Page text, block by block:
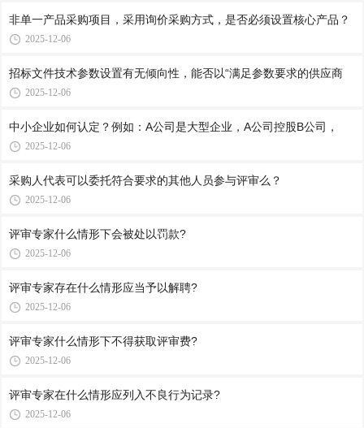
非单一产品采购项目，采用询价采购方式，是否必须设置核心产品？
2025-12-06
招标文件技术参数设置有无倾向性，能否以“满足参数要求的供应商
2025-12-06
中小企业如何认定？例如：A公司是大型企业，A公司控股B公司，
2025-12-06
采购人代表可以委托符合要求的其他人员参与评审么？
2025-12-06
评审专家什么情形下会被处以罚款?
2025-12-06
评审专家存在什么情形应当予以解聘?
2025-12-06
评审专家什么情形下不得获取评审费?
2025-12-06
评审专家在什么情形应列入不良行为记录?
2025-12-06